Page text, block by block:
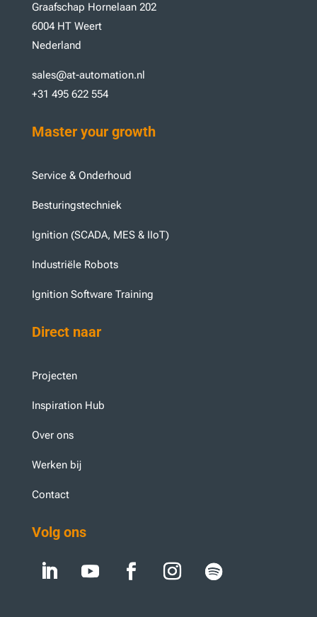
Graafschap Hornelaan 202
6004 HT Weert
Nederland
sales@at-automation.nl
+31 495 622 554
Master your growth
Service & Onderhoud
Besturingstechniek
Ignition (SCADA, MES & IIoT)
Industriële Robots
Ignition Software Training
Direct naar
Projecten
Inspiration Hub
Over ons
Werken bij
Contact
Volg ons